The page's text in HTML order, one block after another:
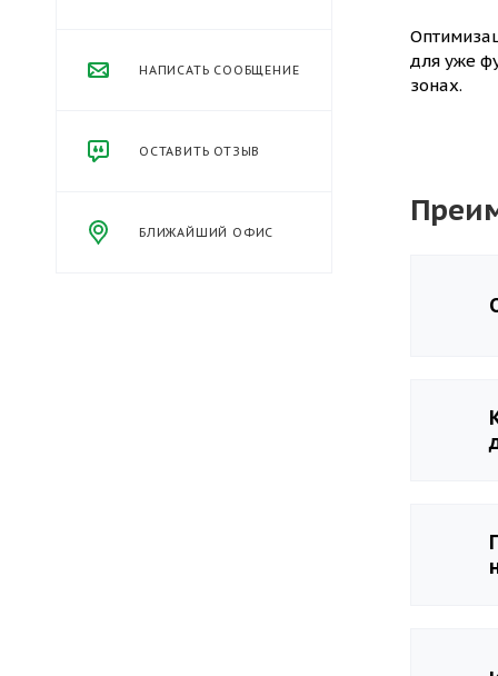
НАПИСАТЬ СООБЩЕНИЕ
ОСТАВИТЬ ОТЗЫВ
БЛИЖАЙШИЙ ОФИС
для уже
зонах.